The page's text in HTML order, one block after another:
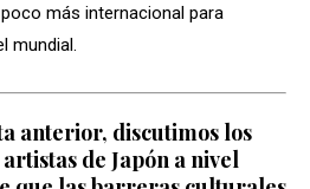
más internacional para
mundial.
anterior, discutimos los
de Japón a nivel